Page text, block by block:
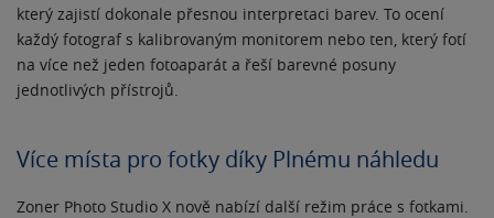
který zajistí dokonale přesnou interpretaci barev. To ocení
každý fotograf s kalibrovaným monitorem nebo ten, který fotí
na více než jeden fotoaparát a řeší barevné posuny
jednotlivých přístrojů.
Více místa pro fotky díky Plnému náhledu
Zoner Photo Studio X nově nabízí další režim práce s fotkami.